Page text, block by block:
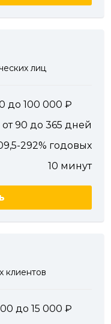
лиц
до 100 000
от 90 до 365 дней
292% годовых
10 минут
клиентов
до 15 000